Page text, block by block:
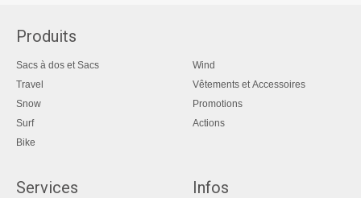
Produits
Sacs à dos et Sacs
Travel
Snow
Surf
Bike
Wind
Vêtements et Accessoires
Promotions
Actions
Services Infos